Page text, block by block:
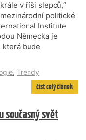
v říši slepců,“
politické
Institute
Německa je
která bude
, Trendy
číst celý článek
současný svět